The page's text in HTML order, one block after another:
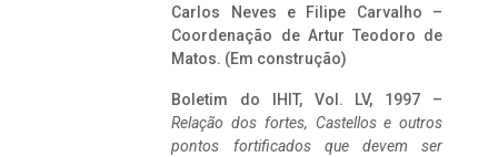
Carlos Neves e Filipe Carvalho –
Coordenação de Artur Teodoro de
Matos. (Em construção)
Boletim do IHIT, Vol. LV, 1997 –
Relação dos fortes, Castellos e outros
pontos fortificados que devem ser